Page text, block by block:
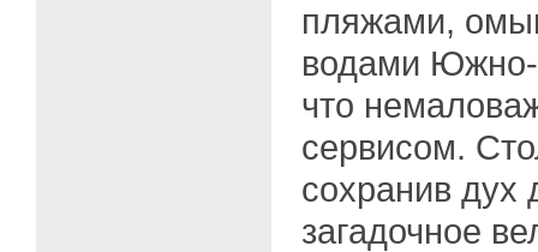
пляжами,
водами Южно-
что
сервисом.
сохранив дух
загадочное